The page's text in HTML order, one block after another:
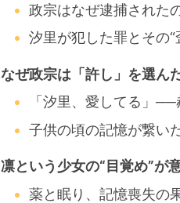
政宗はなぜ逮捕された
汐里が犯した罪とその
なぜ政宗は「許し」を選ん
「汐里、愛してる」
子供の頃の記憶が繋い
凛という少女の“目覚め”が
薬と眠り、記憶喪失の